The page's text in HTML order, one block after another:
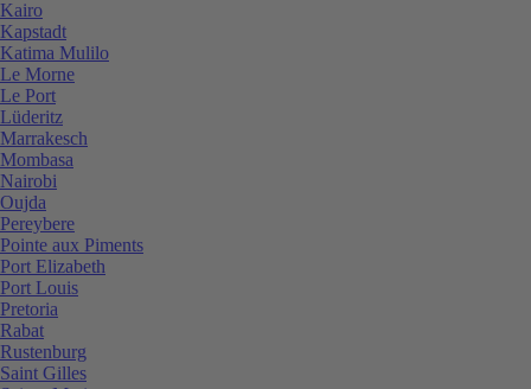
Kairo
Kapstadt
Katima Mulilo
Le Morne
Le Port
Lüderitz
Marrakesch
Mombasa
Nairobi
Oujda
Pereybere
Pointe aux Piments
Port Elizabeth
Port Louis
Pretoria
Rabat
Rustenburg
Saint Gilles